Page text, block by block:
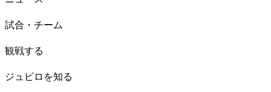
試合・チーム
観戦する
ジュビロを知る